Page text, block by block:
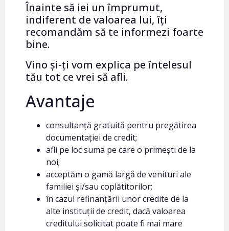
Înainte să iei un împrumut,
indiferent de valoarea lui, îți
recomandăm să te informezi foarte
bine.
Vino și-ți vom explica pe întelesul
tău tot ce vrei să afli.
Avantaje
consultanță gratuită pentru pregătirea
documentației de credit;
afli pe loc suma pe care o primești de la
noi;
acceptăm o gamă largă de venituri ale
familiei și/sau coplătitorilor;
în cazul refinanțării unor credite de la
alte instituții de credit, dacă valoarea
creditului solicitat poate fi mai mare